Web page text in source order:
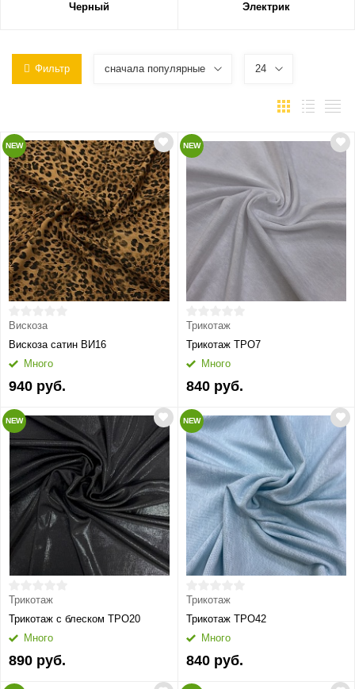
Черный Электрик
Фильтр сначала популярные 24
NEW
Вискоза
Вискоза сатин ВИ16
Много
940 руб.
NEW
Трикотаж
Трикотаж ТРО7
Много
840 руб.
NEW
Трикотаж
Трикотаж с блеском ТРО20
Много
890 руб.
NEW
Трикотаж
Трикотаж ТРО42
Много
840 руб.